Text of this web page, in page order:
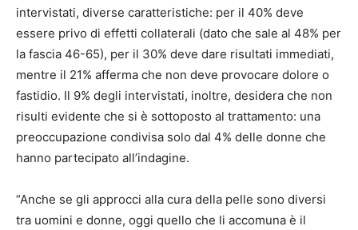
intervistati, diverse caratteristiche: per il 40% deve
essere privo di effetti collaterali (dato che sale al 48% per
la fascia 46-65), per il 30% deve dare risultati immediati,
mentre il 21% afferma che non deve provocare dolore o
fastidio. Il 9% degli intervistati, inoltre, desidera che non
risulti evidente che si è sottoposto al trattamento: una
preoccupazione condivisa solo dal 4% delle donne che
hanno partecipato all’indagine.
“Anche se gli approcci alla cura della pelle sono diversi
tra uomini e donne, oggi quello che li accomuna è il